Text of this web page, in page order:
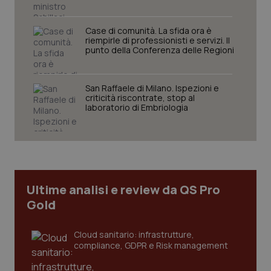
Case di comunità. La sfida ora è
riempirle di professionisti e servizi. Il
punto della Conferenza delle Regioni
San Raffaele di Milano. Ispezioni e
criticità riscontrate, stop al
laboratorio di Embriologia
Ultime analisi e review da QS Pro
Gold
Cloud sanitario: infrastrutture,
compliance, GDPR e Risk management
I cookie necessari contribuiscono a rendere fruibile il
sito web abilitandone funzionalità di base quali la
navigazione sulle pagine e l'accesso alle aree
protette del sito. Il sito web non è in grado di
funzionare correttamente senza questi cookie.
.youtube.com